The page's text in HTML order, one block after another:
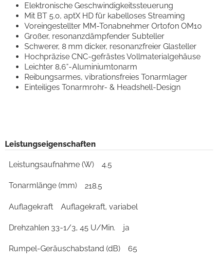
Elektronische Geschwindigkeitssteuerung
Mit BT 5.0, aptX HD für kabelloses Streaming
Voreingestellter MM-Tonabnehmer Ortofon OM10
Großer, resonanzdämpfender Subteller
Schwerer, 8 mm dicker, resonanzfreier Glasteller
Hochpräzise CNC-gefrästes Vollmaterialgehäuse
Leichter 8,6“-Aluminiumtonarm
Reibungsarmes, vibrationsfreies Tonarmlager
Einteiliges Tonarmrohr- & Headshell-Design
Leistungseigenschaften
Leistungsaufnahme (W) 4.5
Tonarmlänge (mm) 218.5
Auflagekraft Auflagekraft, variabel
Drehzahlen 33-1/3, 45 U/Min. ja
Rumpel-Geräuschabstand (dB) 65